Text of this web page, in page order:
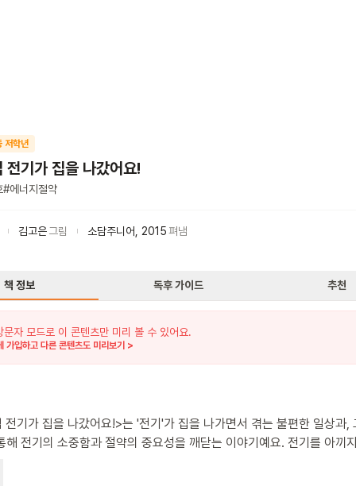
저학년
전기가 집을 나갔어요!
#에너지절약
김고은그림 소담주니어 2015펴냄
책 정보 독후 가이드 추천
문자 모드로 이 콘텐츠만 미리 볼 수 있어요.
가입하고 다른 콘텐츠도 미리보기 >
전기가 집을 나갔어요!>는 '전기'가 집을 나가면서 겪는 불편한 일상과,
해 전기의 소중함과 절약의 중요성을 깨닫는 이야기예요. 전기를 아끼
추고, 컴퓨터는 꺼지죠. 그제서야 전기의 소중함을 알게 된 철이네 가족은